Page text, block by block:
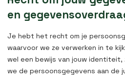
en
Je hebt het recht om je
waarvoor we ze verwerken in te
wel een bewijs van jouw
we de persoonsgegevens aan de